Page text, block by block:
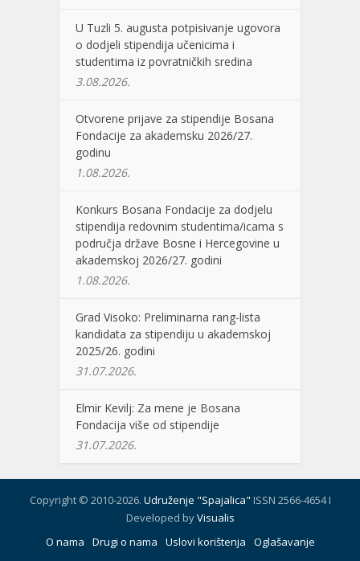
U Tuzli 5. augusta potpisivanje ugovora
o dodjeli stipendija učenicima i
studentima iz povratničkih sredina
3.08.2026.
Otvorene prijave za stipendije Bosana
Fondacije za akademsku 2026/27.
godinu
1.08.2026.
Konkurs Bosana Fondacije za dodjelu
stipendija redovnim studentima/icama s
područja države Bosne i Hercegovine u
akademskoj 2026/27. godini
1.08.2026.
Grad Visoko: Preliminarna rang-lista
kandidata za stipendiju u akademskoj
2025/26. godini
31.07.2026.
Elmir Kevilj: Za mene je Bosana
Fondacija više od stipendije
31.07.2026.
Copyright © 2010-2026. Udruženje "Spajalica" ISSN 2566-4654 I
Developed byVisualis
O nama
Drugi o nama Uslovi korištenja Oglašavanje